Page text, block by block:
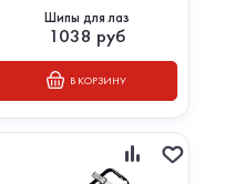
Шипы для лаз
1038 руб
В КОРЗИНУ